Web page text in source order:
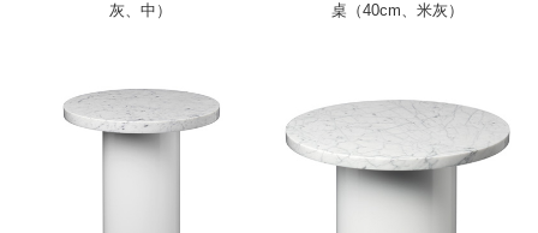
灰、中）
桌（40cm、米灰）